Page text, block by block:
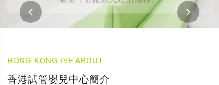
HONG KONG IVF ABOUT
香港試管嬰兒中心簡介